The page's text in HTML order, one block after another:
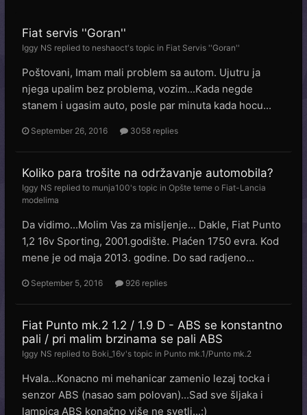
Fiat servis ''Goran''
Iggy NS replied to neshaoct's topic in Fiat Servis ''Goran''
Poštovani, Imam mali problem sa autom. Ujutru ja
njega upalim bez problema, vozim...Kada negde
stanem i ugasim auto, posle par minuta kada hocu...
September 26, 2016 3058 replies
Koliko para trošite na održavanje automobila?
Iggy NS replied to munja100's topic in Opšte teme o Fiat-Lancia
modelima
Da vidimo...Molim Vas za misljenje... Dakle, Fiat Punto
1,2 16v Sporting, 2001.godište. Plaćen 1750 evra. Kod
mene je od maja 2013. godine. Do sad radjeno...
September 5, 2016 926 replies
Fiat Punto mk.2 1.2 / 1.9 D - ABS se konstantno
pali / pri malim brzinama se pali ABS
Iggy NS replied to Boki_16v's topic in Punto mk.1/Punto mk.2
Hvala...Konacno mi mehanicar zamenio lezaj tocka i
senzor ABS (nasao sam polovan)...Sad sve šljaka i
lampica ABS konačno više ne svetli...:)